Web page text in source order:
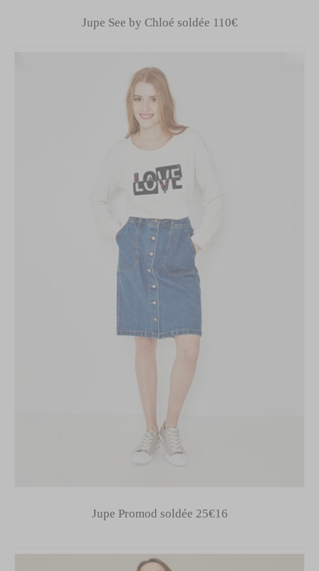
Jupe See by Chloé soldée 110€
Jupe Promod soldée 25€16
LIFESTYLE